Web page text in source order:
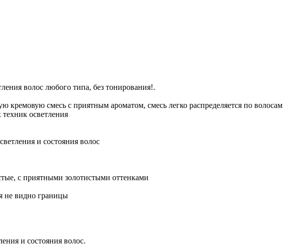
волос любого типа, без тонирования!.
кремовую смесь с приятным ароматом, смесь легко распределяется по волосам
осветления
и состояния волос
с приятными золотистыми оттенками
не видно границы
и состояния волос.